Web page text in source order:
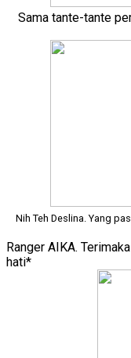
Sama tante-tante
Nih Teh Deslina. Yang
Ranger AIKA.
hati*